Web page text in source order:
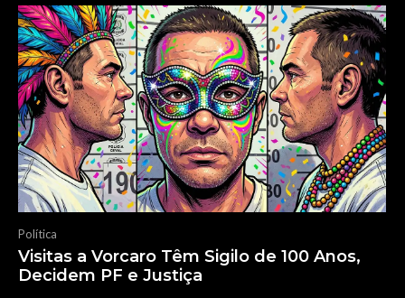
Política
Visitas a Vorcaro Têm Sigilo de 100 Anos,
Decidem PF e Justiça